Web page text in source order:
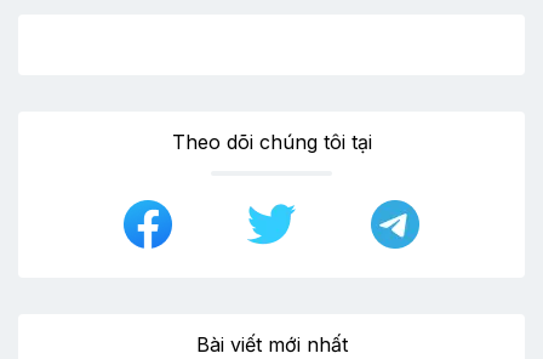
Theo dõi chúng tôi tại
Bài viết mới nhất